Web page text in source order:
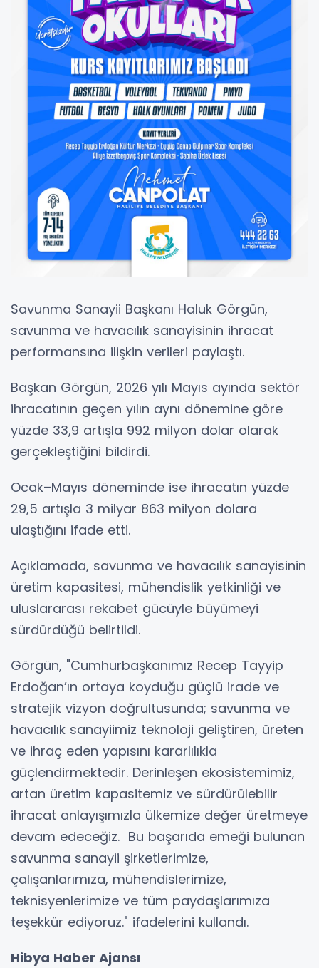
Savunma Sanayii Başkanı Haluk Görgün,
savunma ve havacılık sanayisinin ihracat
performansına ilişkin verileri paylaştı.
Başkan Görgün, 2026 yılı Mayıs ayında sektör
ihracatının geçen yılın aynı dönemine göre
yüzde 33,9 artışla 992 milyon dolar olarak
gerçekleştiğini bildirdi.
Ocak–Mayıs döneminde ise ihracatın yüzde
29,5 artışla 3 milyar 863 milyon dolara
ulaştığını ifade etti.
Açıklamada, savunma ve havacılık sanayisinin
üretim kapasitesi, mühendislik yetkinliği ve
uluslararası rekabet gücüyle büyümeyi
sürdürdüğü belirtildi.
Görgün, "Cumhurbaşkanımız Recep Tayyip
Erdoğan’ın ortaya koyduğu güçlü irade ve
stratejik vizyon doğrultusunda; savunma ve
havacılık sanayiimiz teknoloji geliştiren, üreten
ve ihraç eden yapısını kararlılıkla
güçlendirmektedir. Derinleşen ekosistemimiz,
artan üretim kapasitemiz ve sürdürülebilir
ihracat anlayışımızla ülkemize değer üretmeye
devam edeceğiz. Bu başarıda emeği bulunan
savunma sanayii şirketlerimize,
çalışanlarımıza, mühendislerimize,
teknisyenlerimize ve tüm paydaşlarımıza
teşekkür ediyoruz." ifadelerini kullandı.
Hibya Haber Ajansı